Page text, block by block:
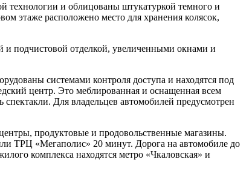
технологии и облицованы штукатуркой темного и
этаже расположено место для хранения колясок,
и подчистовой отделкой, увеличенными окнами и
системами контроля доступа и находятся под
центр. Это меблированная и оснащенная всем
Для владельцев автомобилей предусмотрен
продуктовые и продовольственные магазины.
ТРЦ «Мегаполис» 20 минут. Дорога на автомобиле до
комплекса находятся метро «Чкаловская» и